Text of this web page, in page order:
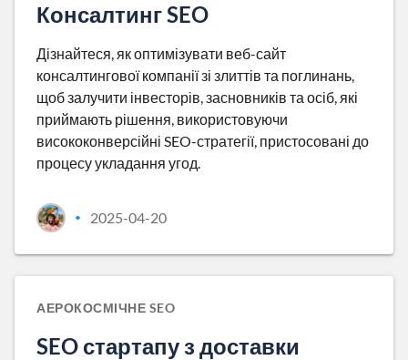
Консалтинг SEO
Дізнайтеся, як оптимізувати веб-сайт
консалтингової компанії зі злиттів та поглинань,
щоб залучити інвесторів, засновників та осіб, які
приймають рішення, використовуючи
висококонверсійні SEO-стратегії, пристосовані до
процесу укладання угод.
• 2025-04-20
АЕРОКОСМІЧНЕ SEO
SEO стартапу з доставки